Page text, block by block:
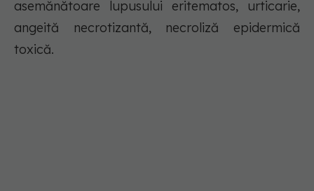
asemănătoare lupusului eritematos, urticarie,
angeită necrotizantă, necroliză epidermică
toxică.